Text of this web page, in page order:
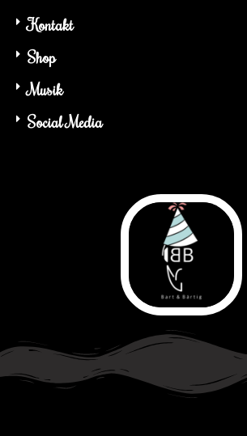
Kontakt
Shop
Musik
Social Media